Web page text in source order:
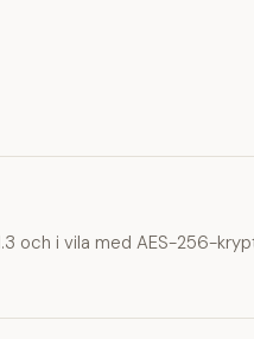
och i vila med AES-256-